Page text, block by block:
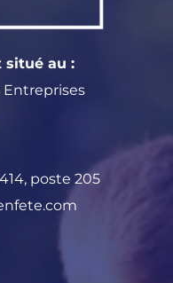
situé au :
Entreprises
J7G 2T1
, poste 205